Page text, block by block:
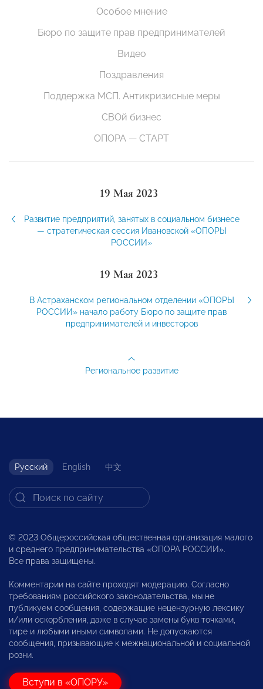
Особое мнение
Бюро по защите прав предпринимателей
Видео
Поздравления
Поддержка МСП. Антикризисные меры
СВОй бизнес
ОПОРА — СТАРТ
19 Мая 2023
Развитие предприятий, занятых в социальном бизнесе
— стратегическая сессия Ивановской «ОПОРЫ
РОССИИ»
19 Мая 2023
В Астраханском региональном отделении «ОПОРЫ
РОССИИ» начало работу Бюро по защите прав
предпринимателей и инвесторов
Региональное развитие
Русский English 中文
© 2023 Общероссийская общественная организация малого
и среднего предпринимательства «ОПОРА РОССИИ».
Все права защищены.
Комментарии на сайте проходят модерацию. Согласно
требованиям российского законодательства, мы не
публикуем сообщения, содержащие нецензурную лексику
и/или оскорбления, даже в случае замены букв точками,
тире и любыми иными символами. Не допускаются
сообщения, призывающие к межнациональной и социальной
розни.
Вступи в «ОПОРУ»